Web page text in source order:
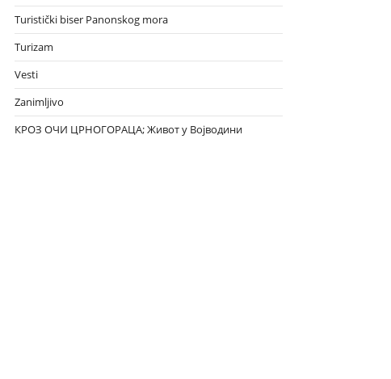
Turistički biser Panonskog mora
Turizam
Vesti
Zanimljivo
КРОЗ ОЧИ ЦРНОГОРАЦА; Живот у Војводини